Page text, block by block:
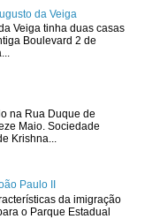
da Veiga
Veiga tinha duas casas
Boulevard 2 de
na Rua Duque de
Maio. Sociedade
Krishna...
Paulo II
da imigração
o Parque Estadual